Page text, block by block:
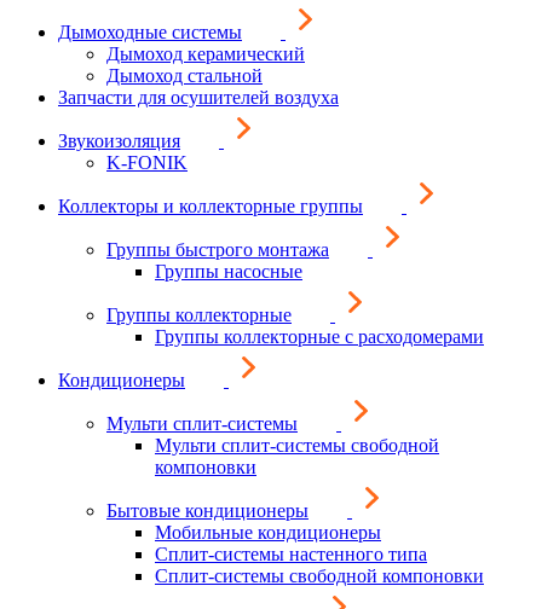
Дымоходные системы
Дымоход керамический
Дымоход стальной
Запчасти для осушителей воздуха
Звукоизоляция
K-FONIK
Коллекторы и коллекторные группы
Группы быстрого монтажа
Группы насосные
Группы коллекторные
Группы коллекторные с расходомерами
Кондиционеры
Мульти сплит-системы
Мульти сплит-системы свободной
компоновки
Бытовые кондиционеры
Мобильные кондиционеры
Сплит-системы настенного типа
Сплит-системы свободной компоновки